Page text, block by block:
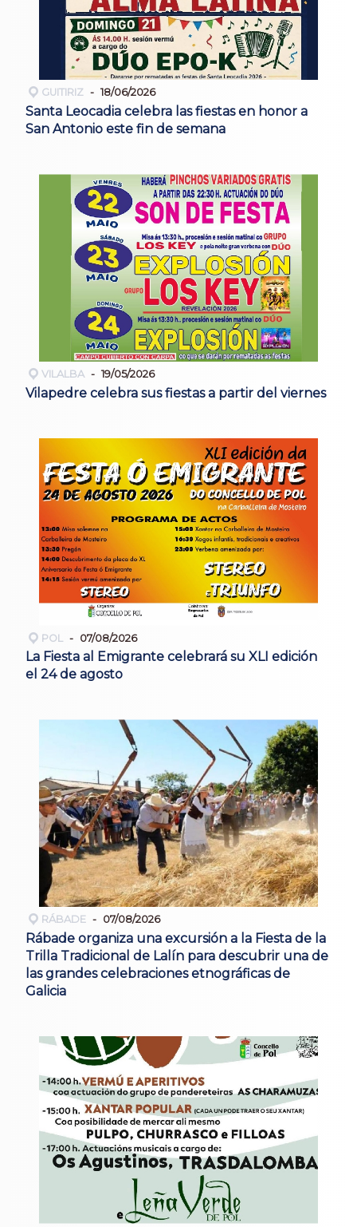
GUITIRIZ 18/06/2026
Santa Leocadia celebra las fiestas en honor a
San Antonio este fin de semana
VILALBA 19/05/2026
Vilapedre celebra sus fiestas a partir del viernes
POL 07/08/2026
La Fiesta al Emigrante celebrará su XLI edición
el 24 de agosto
RÁBADE 07/08/2026
Rábade organiza una excursión a la Fiesta de la
Trilla Tradicional de Lalín para descubrir una de
las grandes celebraciones etnográficas de
Galicia